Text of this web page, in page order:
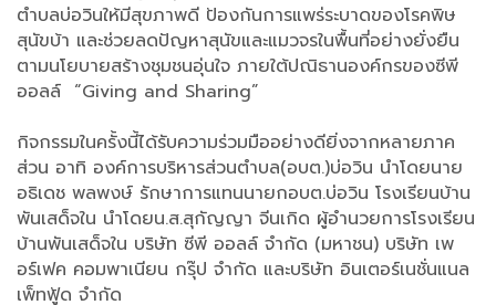
ตำบลบ่อวินให้มีสุขภาพดี ป้องกันการแพร่ระบาดของโรคพิษ
สุนัขบ้า และช่วยลดปัญหาสุนัขและแมวจรในพื้นที่อย่างยั่งยืน
ตามนโยบายสร้างชุมชนอุ่นใจ ภายใต้ปณิธานองค์กรของซีพี
ออลล์ “Giving and Sharing”
กิจกรรมในครั้งนี้ได้รับความร่วมมืออย่างดียิ่งจากหลายภาค
ส่วน อาทิ องค์การบริหารส่วนตำบล(อบต.)บ่อวิน นำโดยนาย
อธิเดช พลพงษ์ รักษาการแทนนายกอบต.บ่อวิน โรงเรียนบ้าน
พันเสด็จใน นำโดยน.ส.สุกัญญา จีนเกิด ผู้อำนวยการโรงเรียน
บ้านพันเสด็จใน บริษัท ซีพี ออลล์ จำกัด (มหาชน) บริษัท เพ
อร์เฟค คอมพาเนียน กรุ๊ป จำกัด และบริษัท อินเตอร์เนชั่นแนล
เพ็ทฟู้ด จำกัด